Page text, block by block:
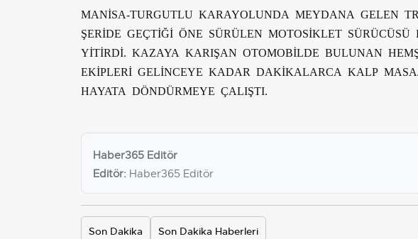
MANİSA-TURGUTLU KARAYOLUNDA MEYDANA GELEN
ŞERİDE GEÇTİĞİ ÖNE SÜRÜLEN MOTOSİKLET
YİTİRDİ. KAZAYA KARIŞAN OTOMOBİLDE BULUNAN
EKİPLERİ GELİNCEYE KADAR DAKİKALARCA KALP
HAYATA DÖNDÜRMEYE ÇALIŞTI.
Haber365 Editör
Editör: Haber365 Editör
Son Dakika Son Dakika Haberleri